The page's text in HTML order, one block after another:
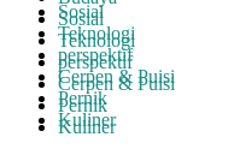
Sosial
Teknologi
perspektif
Cerpen & Puisi
Pernik
Kuliner
Sosial
Teknologi
perspektif
Cerpen & Puisi
Pernik
Kuliner